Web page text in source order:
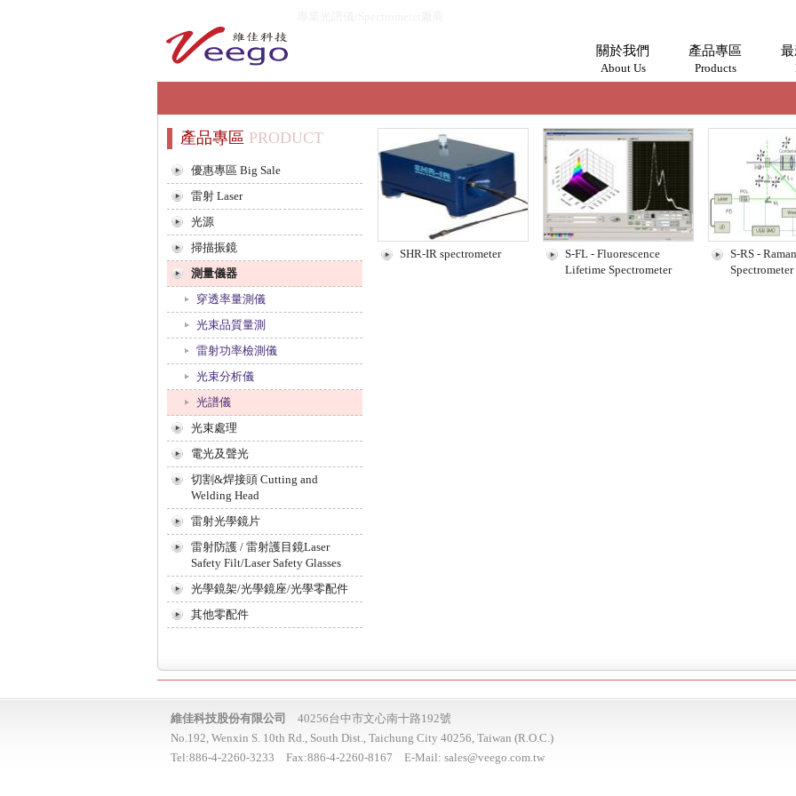
關於我們
About Us
產品專區
Products
SHR-IR spectrometer
S-FL - Fluorescence
Lifetime Spectrometer
S-RS - Raman
Spectrometer
產品專區 PRODUCT
優惠專區 Big Sale
雷射 Laser
光源
掃描振鏡
測量儀器
穿透率量測儀
光束品質量測
雷射功率檢測儀
光束分析儀
光譜儀
光束處理
電光及聲光
切割&焊接頭 Cutting and
Welding Head
雷射光學鏡片
雷射防護 / 雷射護目鏡Laser
Safety Filt/Laser Safety Glasses
光學鏡架/光學鏡座/光學零配件
其他零配件
維佳科技股份有限公司
40256台中市文心南十路192號
No.192, Wenxin S. 10th Rd., South Dist., Taichung City 40256, Taiwan (R.O.C.)
Tel:886-4-2260-3233 Fax:886-4-2260-8167 E-Mail: sales@veego.com.tw